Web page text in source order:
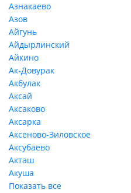
Азнакаево
Азов
Айгунь
Айдырлинский
Айкино
Ак-Довурак
Акбулак
Аксай
Аксаково
Аксарка
Аксеново-Зиловское
Аксубаево
Акташ
Акуша
Показать все